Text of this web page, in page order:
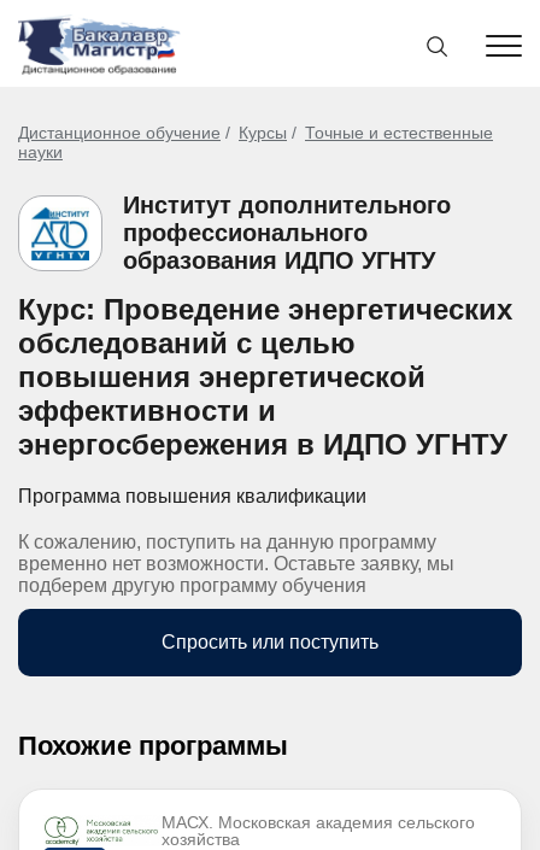
Дистанционное обучение Курсы
Точные и естественные
науки
Институт дополнительного
профессионального
образования ИДПО УГНТУ
Курс: Проведение энергетических
обследований с целью
повышения энергетической
эффективности и
энергосбережения в ИДПО УГНТУ
Программа повышения квалификации
К сожалению, поступить на данную программу
временно нет возможности. Оставьте заявку, мы
подберем другую программу обучения
Спросить или поступить
Похожие программы
МАСХ. Московская академия сельского
хозяйства